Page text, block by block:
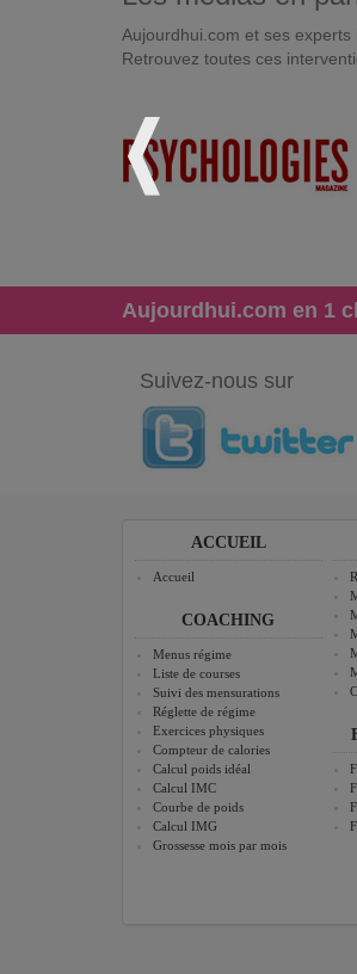
Aujourdhui.com et ses
Retrouvez toutes ces
Aujourdhui.com en 1
Suivez-nous sur
ACCUEIL
Accueil
COACHING
Menus régime
Liste de courses
Suivi des mensurations
Réglette de régime
Exercices physiques
Compteur de calories
Calcul poids idéal
Calcul IMC
Courbe de poids
Calcul IMG
Grossesse mois par mois